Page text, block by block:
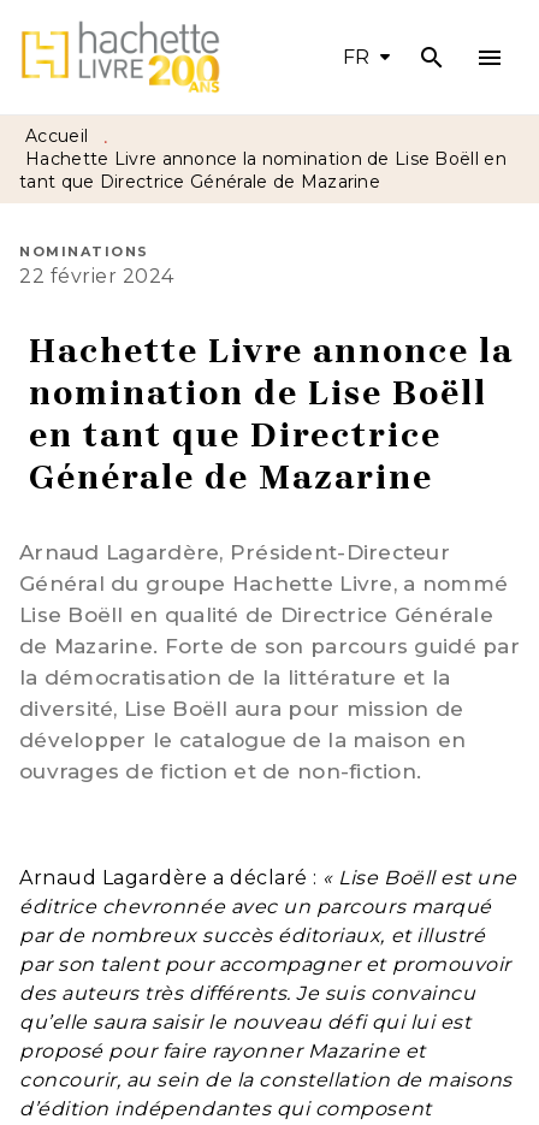
MENU RECHERCHE CONTENU
PIED DE PAGE
FR search menu
Accueil •
Hachette Livre annonce la nomination de Lise Boëll en
tant que Directrice Générale de Mazarine
NOMINATIONS
22 février 2024
Hachette Livre annonce la
nomination de Lise Boëll
en tant que Directrice
Générale de Mazarine
Arnaud Lagardère, Président-Directeur
Général du groupe Hachette Livre, a nommé
Lise Boëll en qualité de Directrice Générale
de Mazarine. Forte de son parcours guidé par
la démocratisation de la littérature et la
diversité, Lise Boëll aura pour mission de
développer le catalogue de la maison en
ouvrages de fiction et de non-fiction.
Arnaud Lagardère a déclaré : « Lise Boëll est une
éditrice chevronnée avec un parcours marqué
par de nombreux succès éditoriaux, et illustré
par son talent pour accompagner et promouvoir
des auteurs très différents. Je suis convaincu
qu’elle saura saisir le nouveau défi qui lui est
proposé pour faire rayonner Mazarine et
concourir, au sein de la constellation de maisons
d’édition indépendantes qui composent